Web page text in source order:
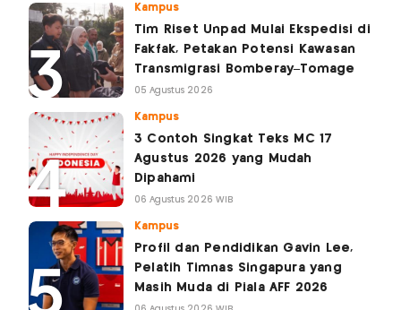
Kampus
Tim Riset Unpad Mulai Ekspedisi di
Fakfak, Petakan Potensi Kawasan
Transmigrasi Bomberay–Tomage
05 Agustus 2026
Kampus
3 Contoh Singkat Teks MC 17
Agustus 2026 yang Mudah
Dipahami
06 Agustus 2026 WIB
Kampus
Profil dan Pendidikan Gavin Lee,
Pelatih Timnas Singapura yang
Masih Muda di Piala AFF 2026